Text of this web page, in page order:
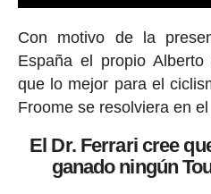
Con motivo de la
España el propio
que lo mejor para el
Froome se resolviera en
El Dr. Ferrari cree
ganado ningún